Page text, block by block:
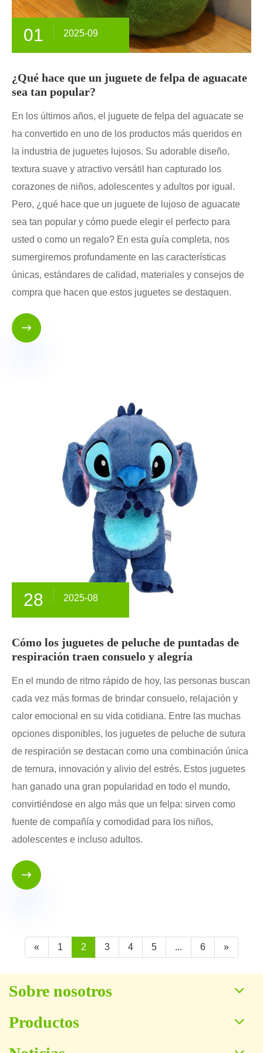
01 2025-09
¿Qué hace que un juguete de felpa de aguacate
sea tan popular?
En los últimos años, el juguete de felpa del aguacate se
ha convertido en uno de los productos más queridos en
la industria de juguetes lujosos. Su adorable diseño,
textura suave y atractivo versátil han capturado los
corazones de niños, adolescentes y adultos por igual.
Pero, ¿qué hace que un juguete de lujoso de aguacate
sea tan popular y cómo puede elegir el perfecto para
usted o como un regalo? En esta guía completa, nos
sumergiremos profundamente en las características
únicas, estándares de calidad, materiales y consejos de
compra que hacen que estos juguetes se destaquen.

28 2025-08
Cómo los juguetes de peluche de puntadas de
respiración traen consuelo y alegría
En el mundo de ritmo rápido de hoy, las personas buscan
cada vez más formas de brindar consuelo, relajación y
calor emocional en su vida cotidiana. Entre las muchas
opciones disponibles, los juguetes de peluche de sutura
de respiración se destacan como una combinación única
de ternura, innovación y alivio del estrés. Estos juguetes
han ganado una gran popularidad en todo el mundo,
convirtiéndose en algo más que un felpa: sirven como
fuente de compañía y comodidad para los niños,
adolescentes e incluso adultos.

« 1 2 3 4 5 ... 6 »
Sobre nosotros
Productos